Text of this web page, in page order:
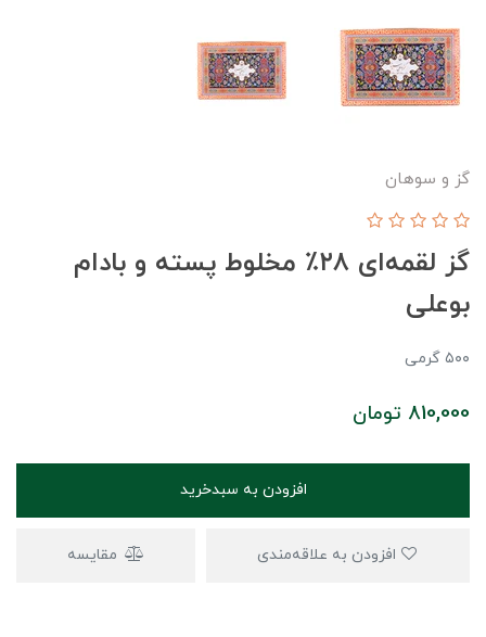
گز و سوهان
گز لقمه‌ای ۲۸٪ مخلوط پسته و بادام
بوعلی
۵۰۰ گرمی
810,000 تومان
افزودن به سبدخرید
مقایسه